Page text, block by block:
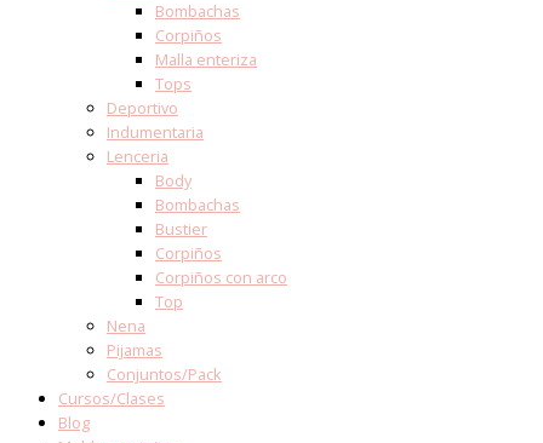
Bombachas
Corpiños
Malla enteriza
Tops
Deportivo
Indumentaria
Lenceria
Body
Bombachas
Bustier
Corpiños
Corpiños con arco
Top
Nena
Pijamas
Conjuntos/Pack
Cursos/Clases
Blog